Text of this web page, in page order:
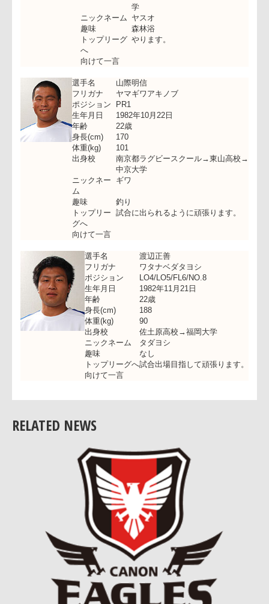
ム
-
趣味
-
トップリー
グへ
向けて一言
-
選手名
安岡忠和
フリガナ
ポジション
HO
生年月日
年齢
身長(cm)
体重(kg)
98
出身校
ニックネーム
趣味
森林浴
へ
選手名
山際明信
フリガナ
ヤマギワアキノブ
ポジション
PR1
生年月日
1982年10月22日
年齢
22歳
身長(cm)
170
体重(kg)
101
出身校
南京都ラグビースクール→東山高
中京大学
ニックネー
グへ
選手名
渡辺正善
フリガナ
ワタナベダタヨシ
ポジション
LO4/LO5/FL6/NO.8
生年月日
1982年11月21日
年齢
22歳
身長(cm)
体重(kg)
90
出身校
佐土原高校→福岡大学
ニックネーム
タダヨシ
趣味
なし
トップリーグへ
向けて一言
試合出場目指して頑張りま
RELATED NEWS